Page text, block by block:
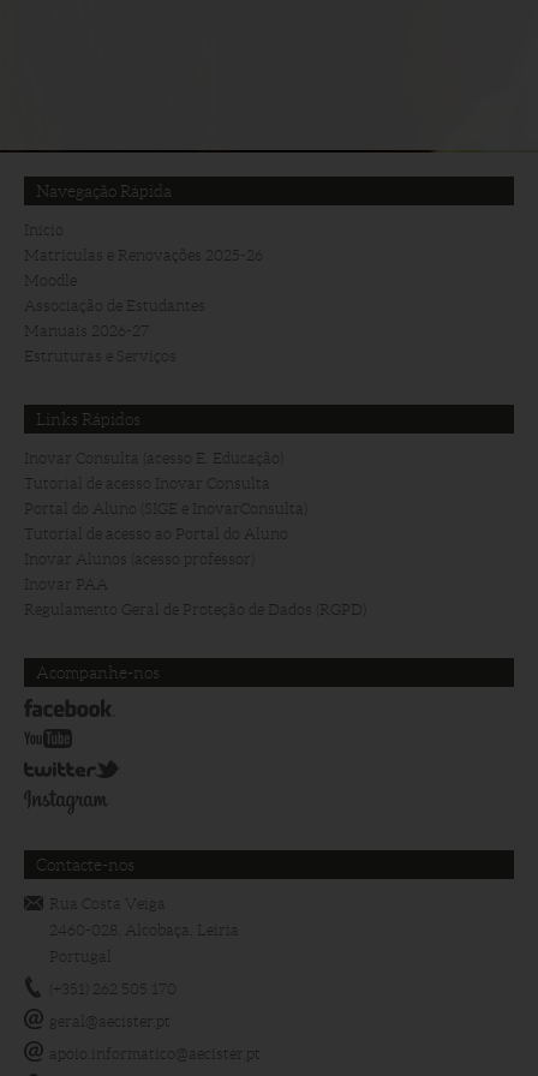
Navegação Rápida
Início
Matriculas e Renovações 2025-26
Moodle
Associação de Estudantes
Manuais 2026-27
Estruturas e Serviços
Links Rápidos
Inovar Consulta (acesso E. Educação)
Tutorial de acesso Inovar Consulta
Portal do Aluno (SIGE e InovarConsulta)
Tutorial de acesso ao Portal do Aluno
Inovar Alunos (acesso professor)
Inovar PAA
Regulamento Geral de Proteção de Dados (RGPD)
Acompanhe-nos
Contacte-nos
Rua Costa Veiga
2460-028, Alcobaça, Leiria
Portugal
(+351) 262 505 170
geral@aecister.pt
apoio.informatico@aecister.pt